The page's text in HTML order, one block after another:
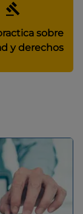
sobre
y derechos